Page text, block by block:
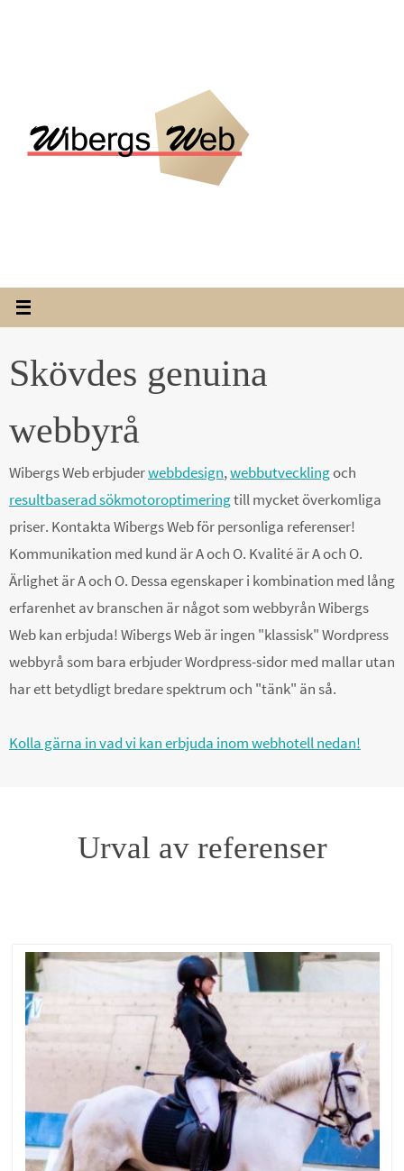
Skövdes genuina
webbyrå
Wibergs Web erbjuderwebbdesign,webbutvecklingoch
resultbaserad sökmotoroptimeringtill mycket överkomliga
priser. Kontakta Wibergs Web för personliga referenser!
Kommunikation med kund är A och O. Kvalité är A och O.
Ärlighet är A och O. Dessa egenskaper i kombination med lång
erfarenhet av branschen är något som webbyrån Wibergs
Web kan erbjuda! Wibergs Web är ingen "klassisk" Wordpress
webbyrå som bara erbjuder Wordpress-sidor med mallar utan
har ett betydligt bredare spektrum och "tänk" än så.
Kolla gärna in vad vi kan erbjuda inom webhotell nedan!
Urval av referenser